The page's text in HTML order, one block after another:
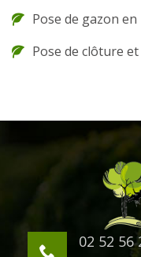
Pose de gazon
Pose de clôture
02 52 56